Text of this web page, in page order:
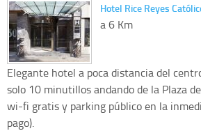
Hotel Rice Reyes
a 6 Km
Elegante hotel a poca distancia del
solo 10 minutillos andando de la Plaza
wi-fi gratis y parking público en la
pago).